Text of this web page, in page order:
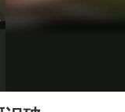
36岁男演员成景区NPC后人气爆棚